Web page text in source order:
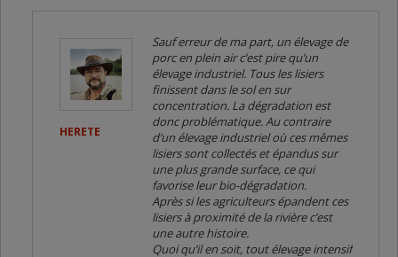
HERETE
Sauf erreur de ma part, un élevage de
porc en plein air c’est pire qu’un
élevage industriel. Tous les lisiers
finissent dans le sol en sur
concentration. La dégradation est
donc problématique. Au contraire
d’un élevage industriel où ces mêmes
lisiers sont collectés et épandus sur
une plus grande surface, ce qui
favorise leur bio-dégradation.
Après si les agriculteurs épandent ces
lisiers à proximité de la rivière c’est
une autre histoire.
Quoi qu’il en soit, tout élevage intensif